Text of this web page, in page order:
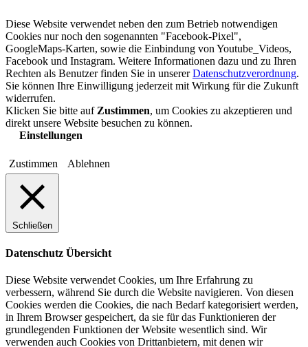
Diese Website verwendet neben den zum Betrieb notwendigen
Cookies nur noch den sogenannten "Facebook-Pixel",
GoogleMaps-Karten, sowie die Einbindung von Youtube_Videos,
Facebook und Instagram. Weitere Informationen dazu und zu Ihren
Rechten als Benutzer finden Sie in unsererDatenschutzverordnung.
Sie können Ihre Einwilligung jederzeit mit Wirkung für die Zukunft
widerrufen.
Klicken Sie bitte auf Zustimmen, um Cookies zu akzeptieren und
direkt unsere Website besuchen zu können.
Einstellungen
Zustimmen Ablehnen
Schließen
Datenschutz Übersicht
Diese Website verwendet Cookies, um Ihre Erfahrung zu
verbessern, während Sie durch die Website navigieren. Von diesen
Cookies werden die Cookies, die nach Bedarf kategorisiert werden,
in Ihrem Browser gespeichert, da sie für das Funktionieren der
grundlegenden Funktionen der Website wesentlich sind. Wir
verwenden auch Cookies von Drittanbietern, mit denen wir